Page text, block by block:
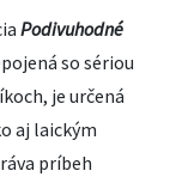
Podivuhodné
so sériou
je určená
aj laickým
príbeh